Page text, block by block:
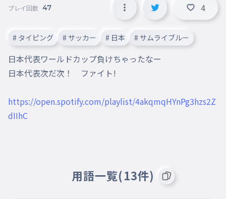
プレイ回数 47 4
# タイピング # サッカー # 日本 # サムライブルー
日本代表ワールドカップ負けちゃったなー
日本代表次だ次！　ファイト!
https://open.spotify.com/playlist/4akqmqHYnPg3hzs2Z
dIIhC
用語一覧(13件)